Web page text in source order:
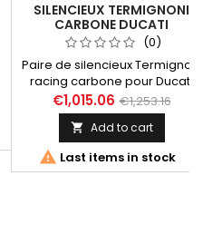
SILENCIEUX TERMIGNONI
CARBONE DUCATI
SUPERSPORT SS 620 750
800 900 1000 I.E.
(0)
Paire de silencieux Termignoni
racing carbone pour Ducati
Supersport SS 620 I.E. SS 750 I.E.
SS 800 I.E. SS 1000 I.E. toutes
années. Référence Termignoni
D013, référence Ducati
96207703B. Ce produit n'est
€1,015.06 €1,253.16
 Add to cart
 Last items in stock